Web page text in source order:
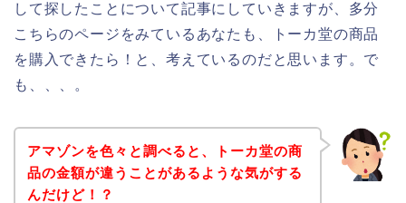
して探したことについて記事にしていきますが、多分
こちらのページをみているあなたも、トーカ堂の商品
を購入できたら！と、考えているのだと思います。で
も、、、。
アマゾンを色々と調べると、トーカ堂の商
品の金額が違うことがあるような気がする
んだけど！？